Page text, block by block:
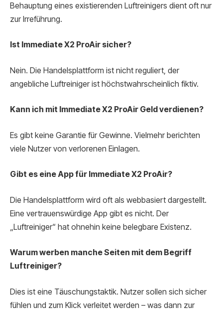
Behauptung eines existierenden Luftreinigers dient oft nur
zur Irreführung.
Ist Immediate X2 ProAir sicher?
Nein. Die Handelsplattform ist nicht reguliert, der
angebliche Luftreiniger ist höchstwahrscheinlich fiktiv.
Kann ich mit Immediate X2 ProAir Geld verdienen?
Es gibt keine Garantie für Gewinne. Vielmehr berichten
viele Nutzer von verlorenen Einlagen.
Gibt es eine App für Immediate X2 ProAir?
Die Handelsplattform wird oft als webbasiert dargestellt.
Eine vertrauenswürdige App gibt es nicht. Der
„Luftreiniger“ hat ohnehin keine belegbare Existenz.
Warum werben manche Seiten mit dem Begriff
Luftreiniger?
Dies ist eine Täuschungstaktik. Nutzer sollen sich sicher
fühlen und zum Klick verleitet werden – was dann zur